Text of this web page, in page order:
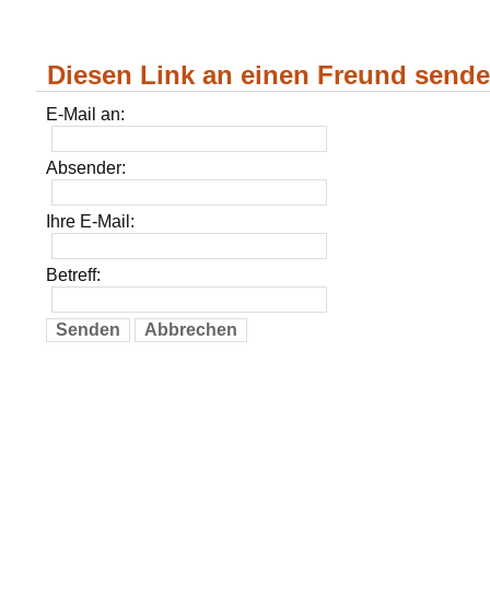
Diesen Link an einen Freund
E-Mail an:
Absender:
Ihre E-Mail:
Betreff:
Senden Abbrechen